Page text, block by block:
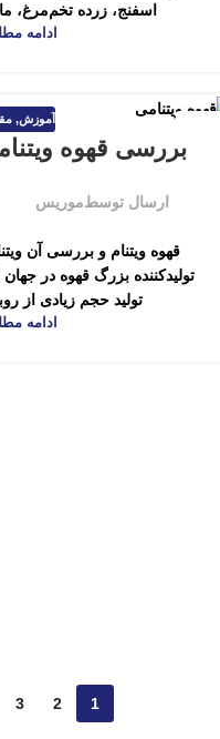
اسفنج، زرده تخم‌مرغ،
ادامه
آموزش,
بررسی قهوه
ارسال توسطموریس
قهوه ویتنام و بررسی آن
تولیدکننده بزرگ قهوه در
تولید حجم زیادی از
ادامه
1
2
3